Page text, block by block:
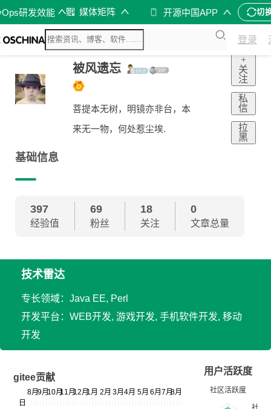
研发效能 媒体矩阵 开源中国APP 切
登录
被风遗忘
菩提本无树，明镜亦非台，本
来无一物，何处惹尘埃.
+
关
注
私
信
拉
黑
基础信息
397
经验值
69
粉丝
18
关注
0
文章总量
技术雷达
专长领域：Java EE, Perl
开发平台：WEB开发, 游戏开发, 手机软件开发, 移动
开发
gitee贡献
用户活跃度